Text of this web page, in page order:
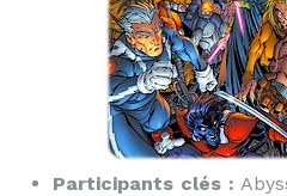
Participants clés :